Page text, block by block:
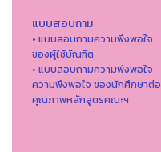
แบบสอบถาม
• แบบสอบถามความพึงพอใจ
ของผู้ใช้บัณฑิต
• แบบสอบถามความพึงพอใจ
ความพึงพอใจ ของนักศึกษาต่อ
คุณภาพหลักสูตรคณะฯ